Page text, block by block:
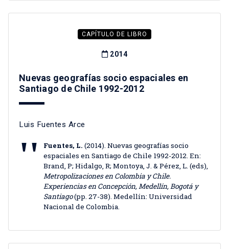
CAPÍTULO DE LIBRO
2014
Nuevas geografías socio espaciales en
Santiago de Chile 1992-2012
Luis Fuentes Arce
Fuentes, L. (2014). Nuevas geografías socio
espaciales en Santiago de Chile 1992-2012. En:
Brand, P; Hidalgo, R; Montoya, J. & Pérez, L. (eds),
Metropolizaciones en Colombia y Chile.
Experiencias en Concepción, Medellín, Bogotá y
Santiago(pp. 27-38). Medellín: Universidad
Nacional de Colombia.